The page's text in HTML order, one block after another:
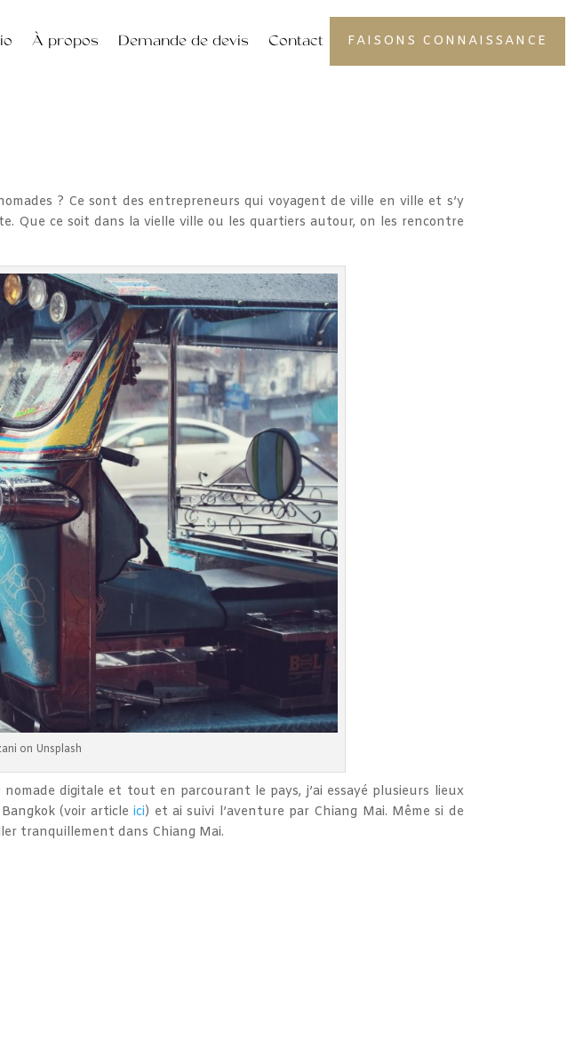
À propos Demande de devis Contact FAISONS CONNAISSANCE
? Ce sont des entrepreneurs qui voyagent de ville en ville et s’y
Que ce soit dans la vielle ville ou les quartiers autour, on les rencontre
on Unsplash
digitale et tout en parcourant le pays, j’ai essayé plusieurs lieux
Bangkok (voir articleici) et ai suivi l’aventure par Chiang Mai. Même si de
tranquillement dans Chiang Mai.